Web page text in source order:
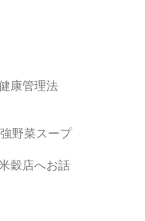
康管理法
野菜スープ
穀店へお話